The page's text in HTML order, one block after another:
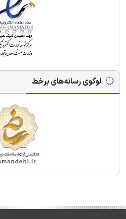
لوگوی رسانه‌های برخط